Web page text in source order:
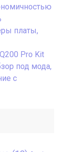
платы,
Pro Kit
под мода,
с